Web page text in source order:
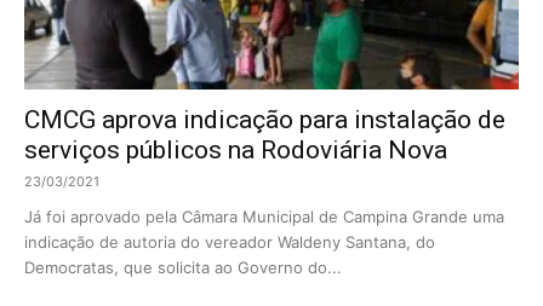
CMCG aprova indicação para instalação de
serviços públicos na Rodoviária Nova
23/03/2021
Já foi aprovado pela Câmara Municipal de Campina Grande uma
indicação de autoria do vereador Waldeny Santana, do
Democratas, que solicita ao Governo do...